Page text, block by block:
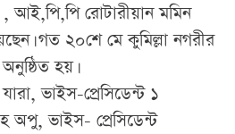
আই,পি,পি রোটারীয়ান মমিন
গত ২০শে মে কুমিল্লা নগরীর
অনুষ্ঠিত হয়।
ভাইস-প্রেসিডেন্ট ১
অপু, ভাইস- প্রেসিডেন্ট